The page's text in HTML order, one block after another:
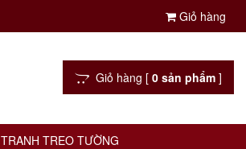
Giỏ hàng
Giỏ hàng [ 0 sản phẩm ]
TRANH TREO TƯỜNG